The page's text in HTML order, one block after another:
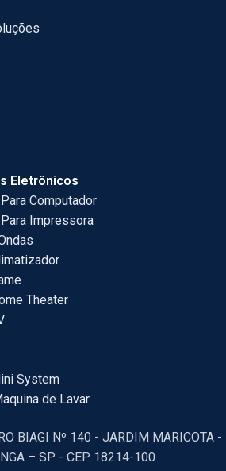
Eletrônicos
Computador
Impressora
Theater
System
de Lavar
BIAGI Nº 140 - JARDIM MARICOTA -
– SP - CEP 18214-100